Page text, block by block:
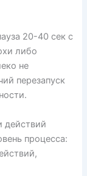
20-40 сек с
либо
не
перезапуск
действий
процесса: